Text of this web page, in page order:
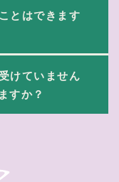
とはできます
けていません
すか？